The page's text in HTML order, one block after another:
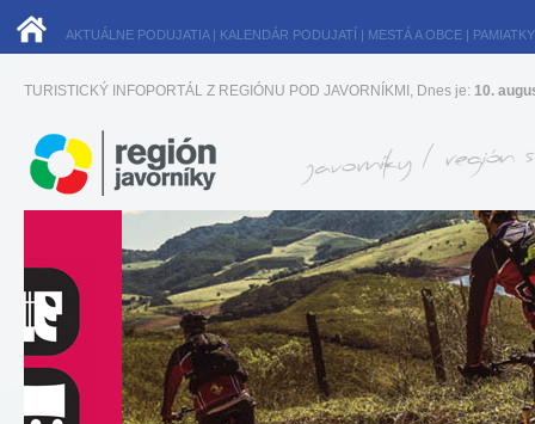
AKTUÁLNE PODUJATIA| KALENDÁR PODUJATÍ | MESTÁ A OBCE | PAMIATKY
TURISTICKÝ INFOPORTÁL Z REGIÓNU POD JAVORNÍKMI, Dnes je: 10.